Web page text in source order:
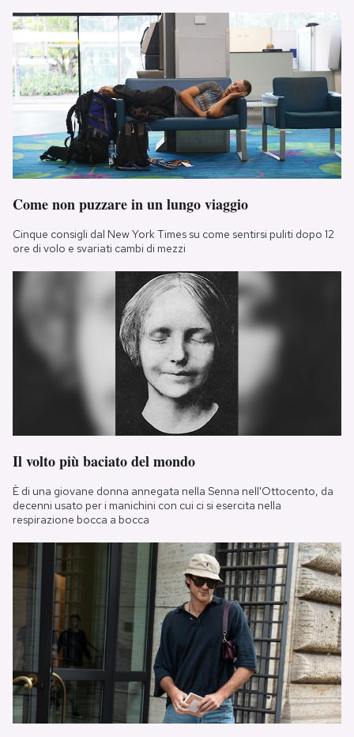
Come non puzzare in un lungo viaggio
Cinque consigli dal New York Times su come sentirsi puliti dopo 12
ore di volo e svariati cambi di mezzi
Il volto più baciato del mondo
È di una giovane donna annegata nella Senna nell'Ottocento, da
decenni usato per i manichini con cui ci si esercita nella
respirazione bocca a bocca